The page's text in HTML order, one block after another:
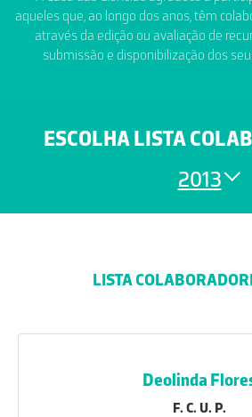
aqueles que, ao longo dos anos, têm
através da edição ou avaliação de
submissão e disponibilização dos
ESCOLHA LISTA
2013
LISTA
Deolinda
F. C. U. P.